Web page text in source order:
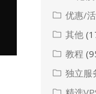
优惠/
其他
教程
独立服